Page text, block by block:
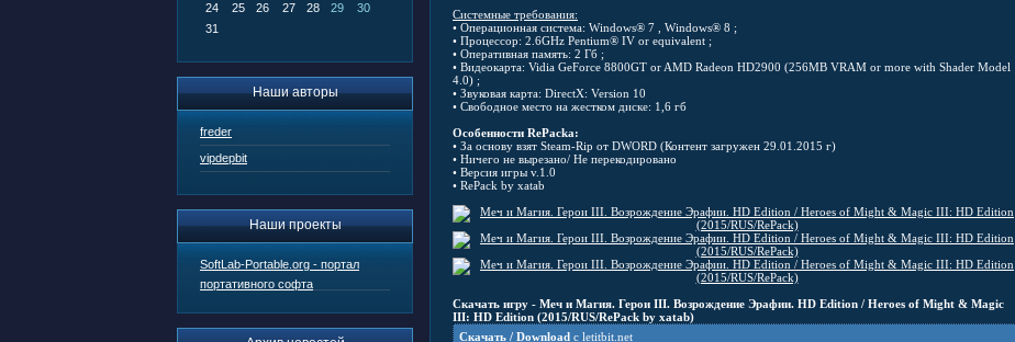
24
25 26 27 28 29
30
31
Наши авторы
freder
vipdepbit
Наши проекты
SoftLab-Portable.org - портал
портативного софта
Системные требования:
• Операционная система: Windows® 7 , Windows® 8 ;
• Процессор: 2.6GHz Pentium® IV or equivalent ;
• Оперативная память: 2 Гб ;
• Видеокарта: Vidia GeForce 8800GT or AMD Radeon HD2900 (256MB VRAM or more with Shader Model
4.0) ;
• Звуковая карта: DirectX: Version 10
• Свободное место на жестком диске: 1,6 гб
Особенности RePacka:
• За основу взят Steam-Rip от DWORD (Контент загружен 29.01.2015 г)
• Ничего не вырезано/ Не перекодировано
• Версия игры v.1.0
• RePack by xatab
Скачать игру - Меч и Магия. Герои III. Возрождение Эрафии. HD Edition / Heroes of Might & Magic
III: HD Edition (2015/RUS/RePack by xatab)
Скачать / Download c letitbit.net